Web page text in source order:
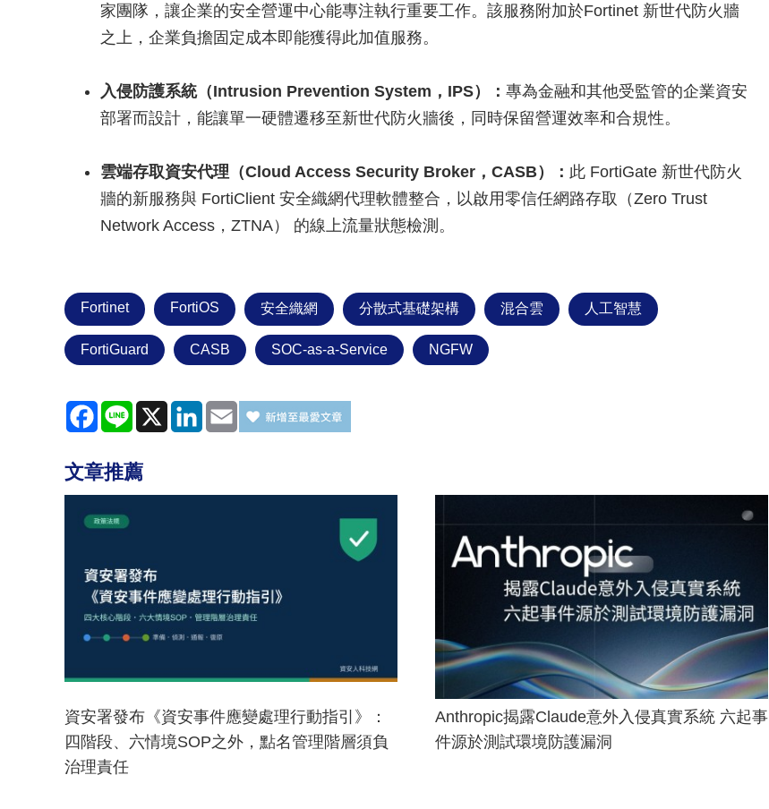
家團隊，讓企業的安全營運中心能專注執行重要工作。該服務附加於Fortinet 新世代防火牆
之上，企業負擔固定成本即能獲得此加值服務。
入侵防護系統（Intrusion Prevention System，IPS）： 專為金融和其他受監管的企業資安
部署而設計，能讓單一硬體遷移至新世代防火牆後，同時保留營運效率和合規性。
雲端存取資安代理（Cloud Access Security Broker，CASB）： 此 FortiGate 新世代防火
牆的新服務與 FortiClient 安全織網代理軟體整合，以啟用零信任網路存取（Zero Trust
Network Access，ZTNA） 的線上流量狀態檢測。
Fortinet FortiOS 安全織網 分散式基礎架構 混合雲 人工智慧
FortiGuard CASB SOC-as-a-Service NGFW
Facebook
Line X LinkedInEmail
文章推薦
資安署發布《資安事件應變處理行動指引》：
四階段、六情境SOP之外，點名管理階層須負
治理責任
Anthropic揭露Claude意外入侵真實系統 六起事
件源於測試環境防護漏洞